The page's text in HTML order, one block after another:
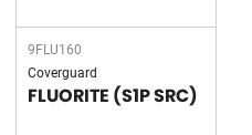
9FLU160
Coverguard
FLUORITE (S1P SRC)